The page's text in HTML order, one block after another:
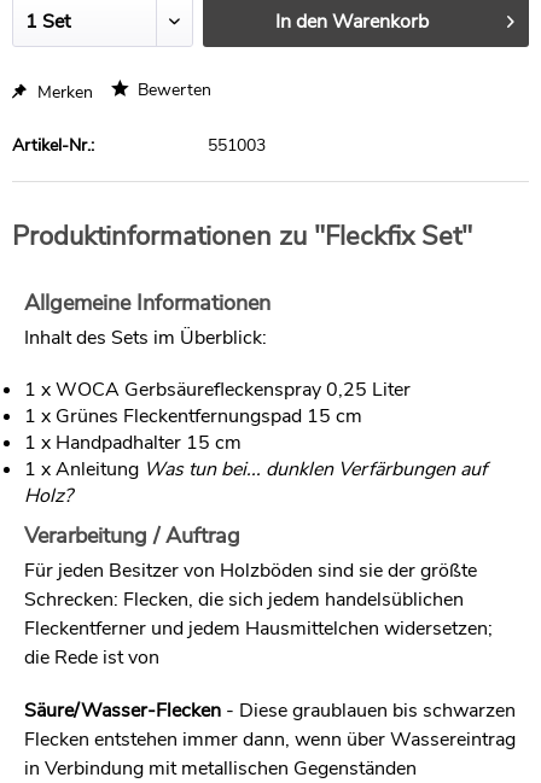
In denWarenkorb
Merken Bewerten
Artikel-Nr.: 551003
Produktinformationen zu "Fleckfix Set"
Allgemeine Informationen
Inhalt des Sets im Überblick:
1 x WOCA Gerbsäurefleckenspray 0,25 Liter
1 x Grünes Fleckentfernungspad 15 cm
1 x Handpadhalter 15 cm
1 x Anleitung Was tun bei... dunklen Verfärbungen auf
Holz?
Verarbeitung / Auftrag
Für jeden Besitzer von Holzböden sind sie der größte
Schrecken: Flecken, die sich jedem handelsüblichen
Fleckentferner und jedem Hausmittelchen widersetzen;
die Rede ist von
Säure/Wasser-Flecken - Diese graublauen bis schwarzen
Flecken entstehen immer dann, wenn über Wassereintrag
in Verbindung mit metallischen Gegenständen